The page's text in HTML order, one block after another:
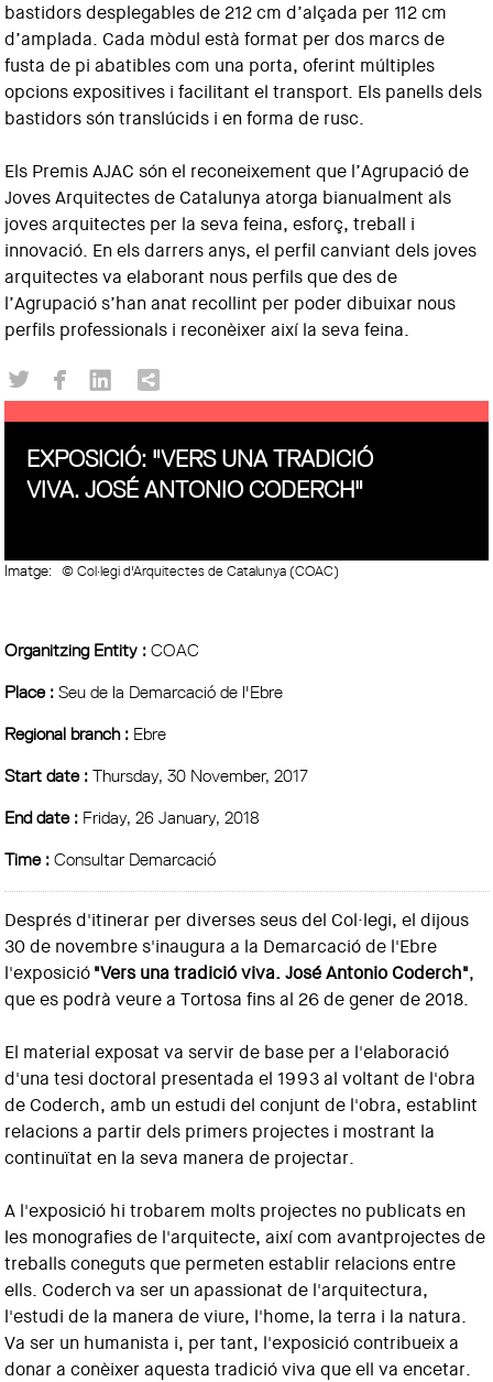
bastidors desplegables de 212 cm d’alçada per 112 cm
d’amplada. Cada mòdul està format per dos marcs de
fusta de pi abatibles com una porta, oferint múltiples
opcions expositives i facilitant el transport. Els panells dels
bastidors són translúcids i en forma de rusc.
Els Premis AJAC són el reconeixement que l’Agrupació de
Joves Arquitectes de Catalunya atorga bianualment als
joves arquitectes per la seva feina, esforç, treball i
innovació. En els darrers anys, el perfil canviant dels joves
arquitectes va elaborant nous perfils que des de
l’Agrupació s’han anat recollint per poder dibuixar nous
perfils professionals i reconèixer així la seva feina.
EXPOSICIÓ: "VERS UNA TRADICIÓ
VIVA. JOSÉ ANTONIO CODERCH"
Imatge: © Col·legi d'Arquitectes de Catalunya (COAC)
Organitzing Entity :COAC
Place :Seu de la Demarcació de l'Ebre
Regional branch : Ebre
Start date :Thursday, 30 November, 2017
End date : Friday, 26 January, 2018
Time :Consultar Demarcació
Després d'itinerar per diverses seus del Col·legi, el dijous
30 de novembre s'inaugura a la Demarcació de l'Ebre
l'exposició"Vers una tradició viva. José Antonio Coderch",
que es podrà veure a Tortosa fins al 26 de gener de 2018.
El material exposat va servir de base per a l'elaboració
d'una tesi doctoral presentada el 1993 al voltant de l'obra
de Coderch, amb un estudi del conjunt de l'obra, establint
relacions a partir dels primers projectes i mostrant la
continuïtat en la seva manera de projectar.
A l'exposició hi trobarem molts projectes no publicats en
les monografies de l'arquitecte, així com avantprojectes de
treballs coneguts que permeten establir relacions entre
ells. Coderch va ser un apassionat de l'arquitectura,
l'estudi de la manera de viure, l'home, la terra i la natura.
Va ser un humanista i, per tant, l'exposició contribueix a
donar a conèixer aquesta tradició viva que ell va encetar.